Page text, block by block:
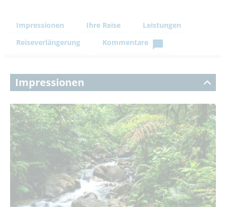
Impressionen Ihre Reise
Leistungen
Reiseverlängerung
Kommentare
Impressionen